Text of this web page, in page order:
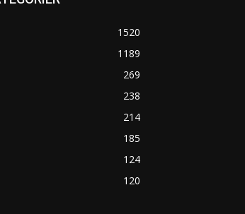
1520
1189
269
238
214
185
124
120